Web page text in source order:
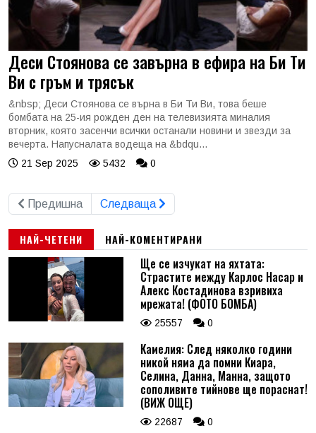
Деси Стоянова се завърна в ефира на Би Ти
Ви с гръм и трясък
&nbsp; Деси Стоянова се върна в Би Ти Ви, това беше
бомбата на 25-ия рожден ден на телевизията миналия
вторник, която засенчи всички останали новини и звезди за
вечерта. Напусналата водеща на &bdqu...
21 Sep 2025
5432 0
Предишна Следваща
НАЙ-ЧЕТЕНИ НАЙ-КОМЕНТИРАНИ
Ще се изчукат на яхтата:
Страстите между Карлос Насар и
Алекс Костадинова взривиха
мрежата! (ФОТО БОМБА)
25557 0
Камелия: След няколко години
никой няма да помни Киара,
Селина, Данна, Манна, защото
сополивите тийнове ще пораснат!
(ВИЖ ОЩЕ)
22687 0